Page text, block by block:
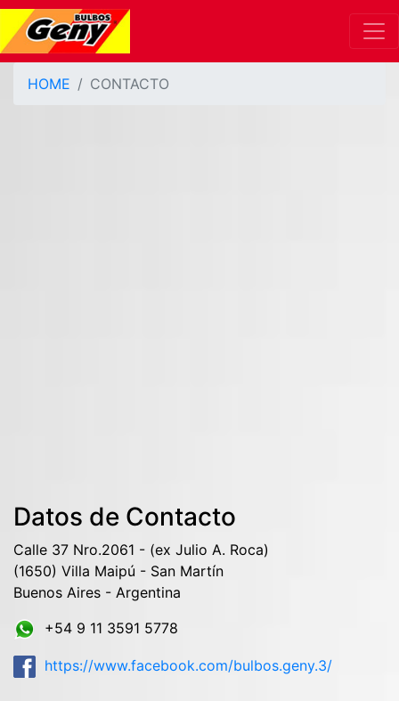
HOME CONTACTO
Datos de Contacto
Calle 37 Nro.2061 - (ex Julio A. Roca)
(1650) Villa Maipú - San Martín
Buenos Aires - Argentina
+54 9 11 3591 5778
https://www.facebook.com/bulbos.geny.3/